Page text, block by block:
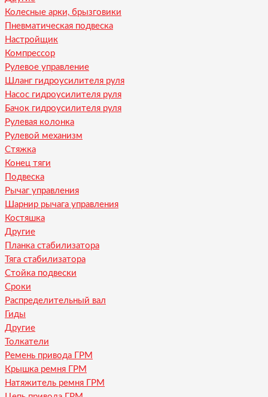
Колесные арки, брызговики
Пневматическая подвеска
Настройщик
Компрессор
Рулевое управление
Шланг гидроусилителя руля
Насос гидроусилителя руля
Бачок гидроусилителя руля
Рулевая колонка
Рулевой механизм
Стяжка
Конец тяги
Подвеска
Рычаг управления
Шарнир рычага управления
Костяшка
Другие
Планка стабилизатора
Тяга стабилизатора
Стойка подвески
Сроки
Распределительный вал
Гиды
Другие
Толкатели
Ремень привода ГРМ
Крышка ремня ГРМ
Натяжитель ремня ГРМ